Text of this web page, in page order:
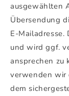
ausgewählten
Übersendung
E-
und wird ggf.
ansprechen zu
verwenden wir
dem